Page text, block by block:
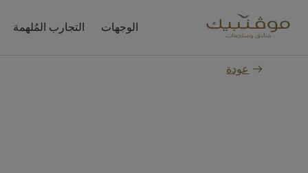
الوجهات التجارب المُلهمة
عودة